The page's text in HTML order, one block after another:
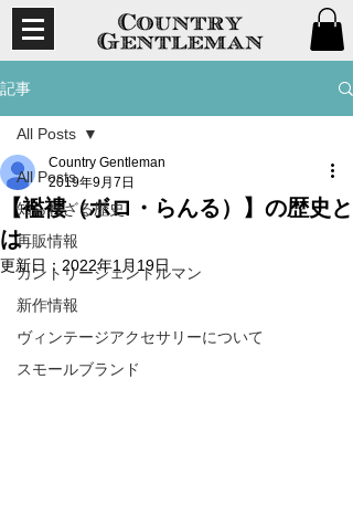
記事
All Posts
知られざる歴史
再販情報
カントリージェントルマン
新作情報
ヴィンテージアクセサリーについて
スモールブランド
All Posts
【襤褸（ボロ・らんる）】の歴史と
は
Country Gentleman
2019年9月7日
更新日： 2022年1月19日